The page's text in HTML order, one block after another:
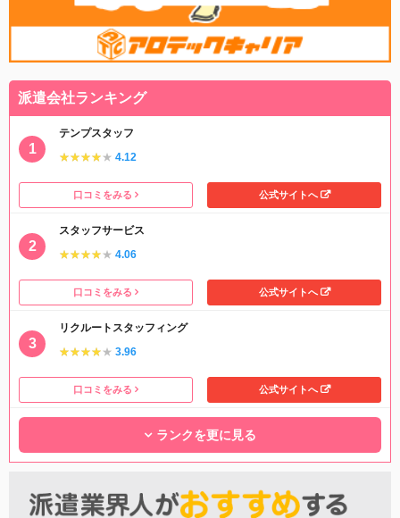
派遣会社ランキング
テンプスタッフ
★★★★★
★★★★★ 4.12
口コミをみる 公式サイトへ
スタッフサービス
★★★★★
★★★★★ 4.06
口コミをみる 公式サイトへ
リクルートスタッフィング
★★★★★
★★★★★ 3.96
口コミをみる 公式サイトへ
ランクを更に見る